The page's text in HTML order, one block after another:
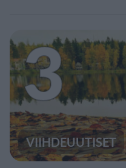
3
VIIHDEUUTISET